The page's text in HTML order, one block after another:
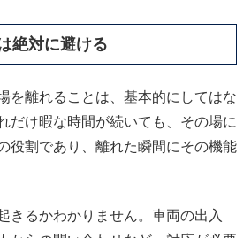
絶対に避ける
を離れることは、基本的にしてはな
だけ暇な時間が続いても、その場に
役割であり、離れた瞬間にその機能
きるかわかりません。車両の出入